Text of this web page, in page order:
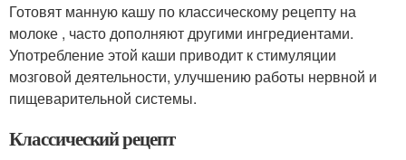
Готовят манную кашу по классическому рецепту на
молоке , часто дополняют другими ингредиентами.
Употребление этой каши приводит к стимуляции
мозговой деятельности, улучшению работы нервной и
пищеварительной системы.
Классический рецепт